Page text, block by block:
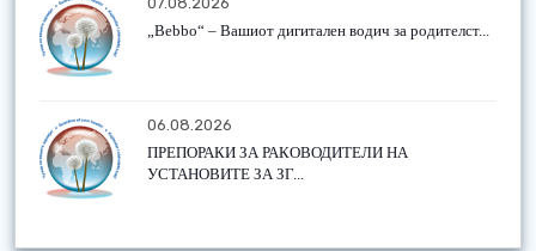
„Bebbo“ – Вашиот дигитален водич за родителст...
06.08.2026
ПРЕПОРАКИ ЗА РАКОВОДИТЕЛИ НА
УСТАНОВИТЕ ЗА ЗГ...